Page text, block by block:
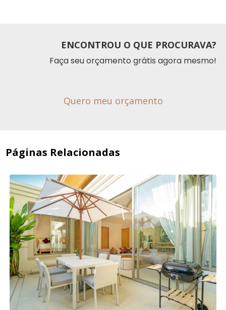
ENCONTROU O QUE PROCURAVA?
Faça seu orçamento grátis agora mesmo!
Quero meu orçamento
Páginas Relacionadas